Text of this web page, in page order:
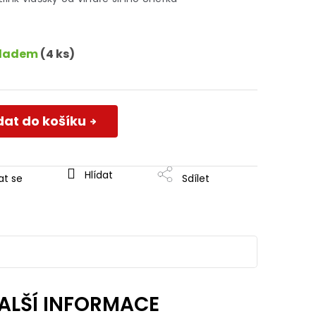
(4 ks)
do košíku
se Hlídat Sdílet
INFORMACE